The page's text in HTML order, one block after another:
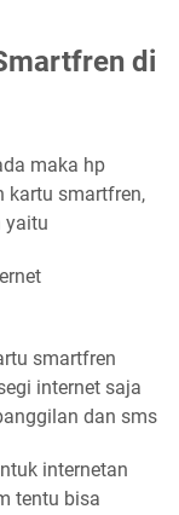
di
maka hp
kartu smartfren,
yaitu
smartfren
internet saja
dan sms
internetan
tentu bisa